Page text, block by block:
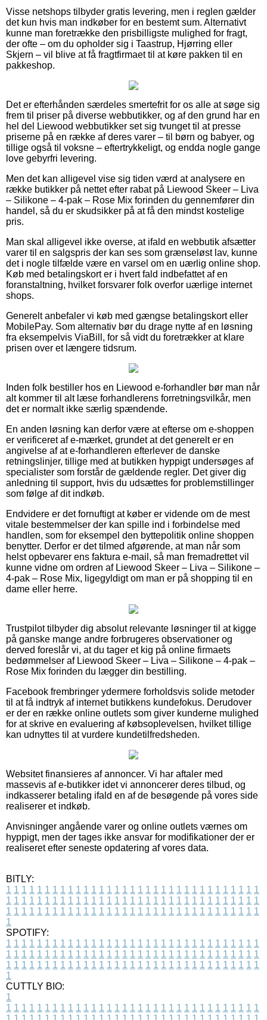
Visse netshops tilbyder gratis levering, men i reglen gælder
det kun hvis man indkøber for en bestemt sum. Alternativt
kunne man foretrække den prisbilligste mulighed for fragt,
der ofte – om du opholder sig i Taastrup, Hjørring eller
Skjern – vil blive at få fragtfirmaet til at køre pakken til en
pakkeshop.
Det er efterhånden særdeles smertefrit for os alle at søge sig
frem til priser på diverse webbutikker, og af den grund har en
hel del Liewood webbutikker set sig tvunget til at presse
priserne på en række af deres varer – til børn og babyer, og
tillige også til voksne – eftertrykkeligt, og endda nogle gange
love gebyrfri levering.
Men det kan alligevel vise sig tiden værd at analysere en
række butikker på nettet efter rabat på Liewood Skeer – Liva
– Silikone – 4-pak – Rose Mix forinden du gennemfører din
handel, så du er skudsikker på at få den mindst kostelige
pris.
Man skal alligevel ikke overse, at ifald en webbutik afsætter
varer til en salgspris der kan ses som grænseløst lav, kunne
det i nogle tilfælde være en varsel om en uærlig online shop.
Køb med betalingskort er i hvert fald indbefattet af en
foranstaltning, hvilket forsvarer folk overfor uærlige internet
shops.
Generelt anbefaler vi køb med gængse betalingskort eller
MobilePay. Som alternativ bør du drage nytte af en løsning
fra eksempelvis ViaBill, for så vidt du foretrækker at klare
prisen over et længere tidsrum.
Inden folk bestiller hos en Liewood e-forhandler bør man når
alt kommer til alt læse forhandlerens forretningsvilkår, men
det er normalt ikke særlig spændende.
En anden løsning kan derfor være at efterse om e-shoppen
er verificeret af e-mærket, grundet at det generelt er en
angivelse af at e-forhandleren efterlever de danske
retningslinjer, tillige med at butikken hyppigt undersøges af
specialister som forstår de gældende regler. Det giver dig
anledning til support, hvis du udsættes for problemstillinger
som følge af dit indkøb.
Endvidere er det fornuftigt at køber er vidende om de mest
vitale bestemmelser der kan spille ind i forbindelse med
handlen, som for eksempel den byttepolitik online shoppen
benytter. Derfor er det tilmed afgørende, at man når som
helst opbevarer ens faktura e-mail, så man fremadrettet vil
kunne vidne om ordren af Liewood Skeer – Liva – Silikone –
4-pak – Rose Mix, ligegyldigt om man er på shopping til en
dame eller herre.
Trustpilot tilbyder dig absolut relevante løsninger til at kigge
på ganske mange andre forbrugeres observationer og
derved foreslår vi, at du tager et kig på online firmaets
bedømmelser af Liewood Skeer – Liva – Silikone – 4-pak –
Rose Mix forinden du lægger din bestilling.
Facebook frembringer ydermere forholdsvis solide metoder
til at få indtryk af internet butikkens kundefokus. Derudover
er der en række online outlets som giver kunderne mulighed
for at skrive en evaluering af købsoplevelsen, hvilket tillige
kan udnyttes til at vurdere kundetilfredsheden.
Websitet finansieres af annoncer. Vi har aftaler med
massevis af e-butikker idet vi annoncerer deres tilbud, og
indkasserer betaling ifald en af de besøgende på vores side
realiserer et indkøb.
Anvisninger angående varer og online outlets værnes om
hyppigt, men der tages ikke ansvar for modifikationer der er
realiseret efter seneste opdatering af vores data.
BITLY:
1 1 1 1 1 1 1 1 1 1 1 1 1 1 1 1 1 1 1 1 1 1 1 1 1 1 1 1 1 1 1 1 1
1 1 1 1 1 1 1 1 1 1 1 1 1 1 1 1 1 1 1 1 1 1 1 1 1 1 1 1 1 1 1 1 1
1 1 1 1 1 1 1 1 1 1 1 1 1 1 1 1 1 1 1 1 1 1 1 1 1 1 1 1 1 1 1 1 1
1
SPOTIFY:
1 1 1 1 1 1 1 1 1 1 1 1 1 1 1 1 1 1 1 1 1 1 1 1 1 1 1 1 1 1 1 1 1
1 1 1 1 1 1 1 1 1 1 1 1 1 1 1 1 1 1 1 1 1 1 1 1 1 1 1 1 1 1 1 1 1
1 1 1 1 1 1 1 1 1 1 1 1 1 1 1 1 1 1 1 1 1 1 1 1 1 1 1 1 1 1 1 1 1
1
CUTTLY BIO:
1
1 1 1 1 1 1 1 1 1 1 1 1 1 1 1 1 1 1 1 1 1 1 1 1 1 1 1 1 1 1 1 1 1